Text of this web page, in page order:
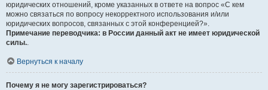
юридических отношений, кроме указанных в ответе на вопрос «С кем
можно связаться по вопросу некорректного использования и/или
юридических вопросов, связанных с этой конференцией?».
Примечание переводчика: в России данный акт не имеет юридической
силы..
Вернуться к началу
Почему я не могу зарегистрироваться?